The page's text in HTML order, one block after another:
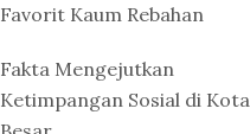
Favorit Kaum Rebahan
Fakta Mengejutkan
Ketimpangan Sosial di Kota